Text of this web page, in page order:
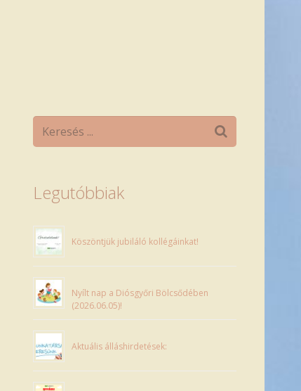
Legutóbbiak
Köszöntjük jubiláló kollégáinkat!
Nyílt nap a Diósgyőri Bölcsődében
(2026.06.05)!
Aktuális álláshirdetések: